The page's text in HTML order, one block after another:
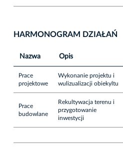
HARMONOGRAM DZIAŁAŃ
Nazwa Opis
Prace
projektowe
Wykonanie projektu i
wulizualizacji obiekyltu
Prace
budowlane
Rekultywacja terenu i
przygotowanie
inwestycji